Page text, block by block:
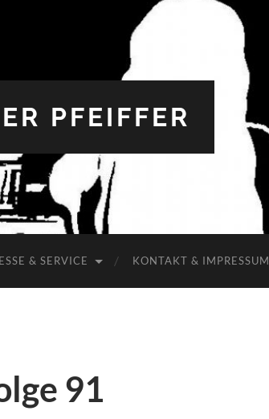
PFEIFFER
& SERVICE KONTAKT & IMPRESSUM
91